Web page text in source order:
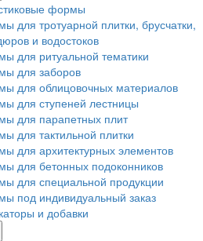
формы
для тротуарной плитки, брусчатки,
и водостоков
для ритуальной тематики
для заборов
для облицовочных материалов
для ступеней лестницы
для парапетных плит
для тактильной плитки
для архитектурных элементов
для бетонных подоконников
для специальной продукции
под индивидуальный заказ
и добавки